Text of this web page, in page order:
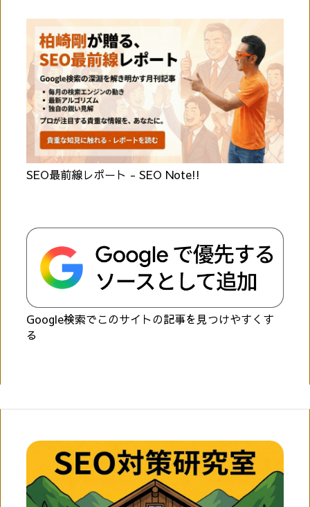
SEO最前線レポート - SEO Note!!
Google検索でこのサイトの記事を見つけやすくす
る